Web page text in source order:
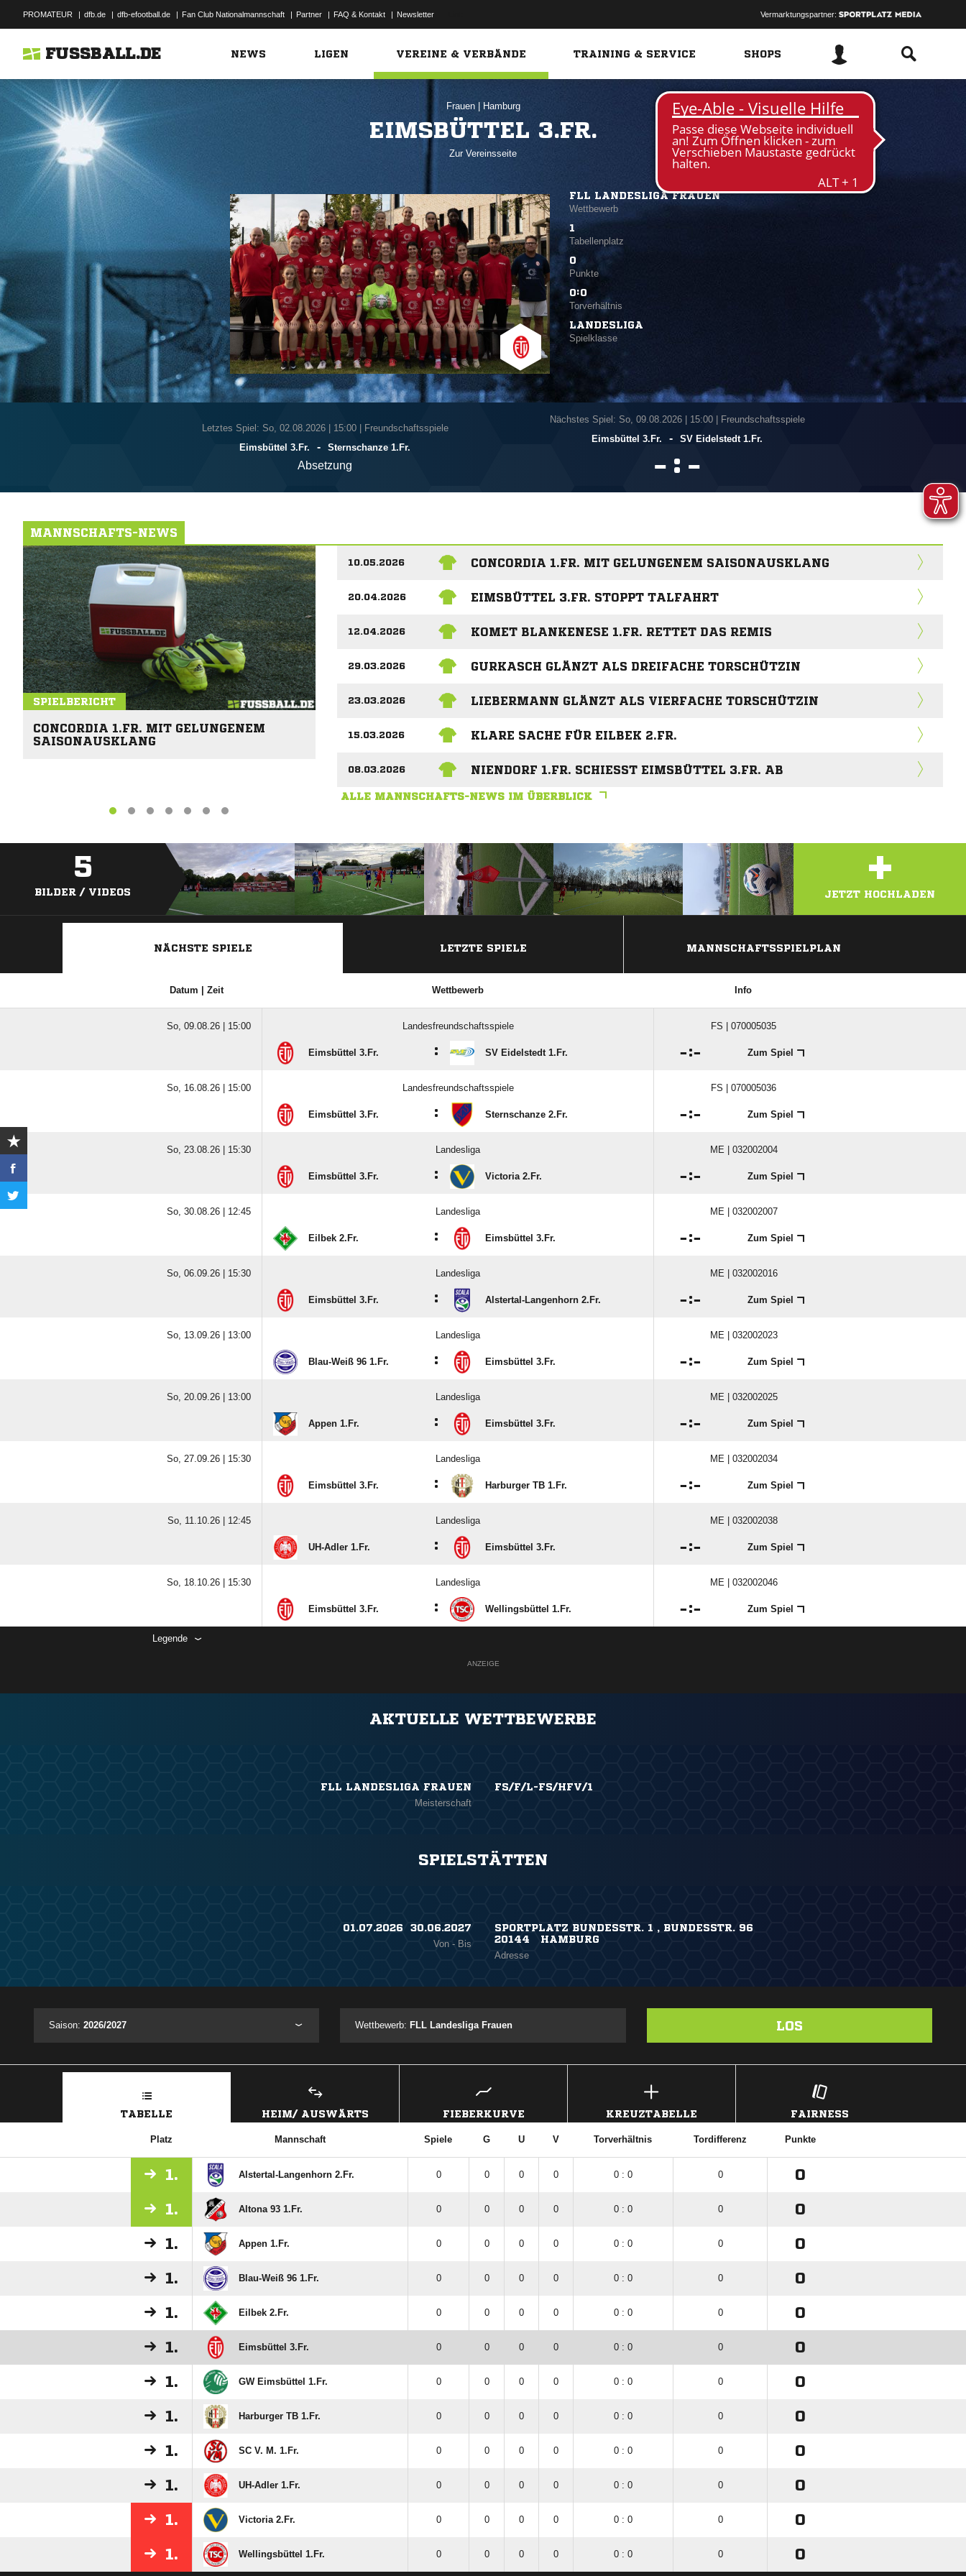
PROMATEUR | dfb.de | dfb-efootball.de | Fan Club Nationalmannschaft | Partner | FAQ & Kontakt | Newsletter Vermarktungspartner:
FUSSBALL.DE NEWS LIGEN VEREINE & VERBÄNDE TRAINING & SERVICE SHOPS
Frauen Hamburg
EIMSBÜTTEL 3.FR.
Zur Vereinsseite
FLL LANDESLIGA FRAUEN
Wettbewerb
1
Tabellenplatz
0
Punkte
0:0
Torverhältnis
LANDESLIGA
Spielklasse
Letztes Spiel: So, 02.08.2026| 15:00 | Freundschaftsspiele
Eimsbüttel 3.Fr.
- Sternschanze 1.Fr.
Absetzung
Nächstes Spiel: So, 09.08.2026| 15:00 | Freundschaftsspiele
Eimsbüttel 3.Fr.
- SV Eidelstedt 1.Fr.
 : 
MANNSCHAFTS-NEWS
SPIELBERICHT
CONCORDIA 1.FR. MIT GELUNGENEM
SAISONAUSKLANG
10.05.2026 CONCORDIA 1.FR. MIT GELUNGENEM SAISONAUSKLANG
20.04.2026 EIMSBÜTTEL 3.FR. STOPPT TALFAHRT
12.04.2026 KOMET BLANKENESE 1.FR. RETTET DAS REMIS
29.03.2026 GURKASCH GLÄNZT ALS DREIFACHE TORSCHÜTZIN
23.03.2026 LIEBERMANN GLÄNZT ALS VIERFACHE TORSCHÜTZIN
15.03.2026 KLARE SACHE FÜR EILBEK 2.FR.
08.03.2026 NIENDORF 1.FR. SCHIESST EIMSBÜTTEL 3.FR. AB
ALLE MANNSCHAFTS-NEWS IM ÜBERBLICK
5
BILDER / VIDEOS
ZEIG'S UNS!
+
JETZT HOCHLADEN
NÄCHSTE SPIELE LETZTE SPIELE MANNSCHAFTSSPIELPLAN
Datum | Zeit Wettbewerb Info
So, 09.08.26 | 15:00 Landesfreundschaftsspiele FS | 070005035
Eimsbüttel 3.Fr. : SV Eidelstedt 1.Fr. : Zum Spiel
So, 16.08.26 | 15:00 Landesfreundschaftsspiele FS | 070005036
Eimsbüttel 3.Fr. : Sternschanze 2.Fr. : Zum Spiel
So, 23.08.26 | 15:30 Landesliga ME | 032002004
Eimsbüttel 3.Fr. : Victoria 2.Fr. : Zum Spiel
So, 30.08.26 | 12:45 Landesliga ME | 032002007
Eilbek 2.Fr. : Eimsbüttel 3.Fr. : Zum Spiel
So, 06.09.26 | 15:30 Landesliga ME | 032002016
Eimsbüttel 3.Fr. : Alstertal-Langenhorn 2.Fr. : Zum Spiel
So, 13.09.26 | 13:00 Landesliga ME | 032002023
Blau-Weiß 96 1.Fr. : Eimsbüttel 3.Fr. : Zum Spiel
So, 20.09.26 | 13:00 Landesliga ME | 032002025
Appen 1.Fr. : Eimsbüttel 3.Fr. : Zum Spiel
So, 27.09.26 | 15:30 Landesliga ME | 032002034
Eimsbüttel 3.Fr. : Harburger TB 1.Fr. : Zum Spiel
So, 11.10.26 | 12:45 Landesliga ME | 032002038
UH-Adler 1.Fr. : Eimsbüttel 3.Fr. : Zum Spiel
So, 18.10.26 | 15:30 Landesliga ME | 032002046
Eimsbüttel 3.Fr. : Wellingsbüttel 1.Fr. : Zum Spiel
Legende
ANZEIGE
AKTUELLE WETTBEWERBE
FLL LANDESLIGA FRAUEN
Meisterschaft
FS/F/L-FS/HFV/1
SPIELSTÄTTEN
01.07.2026 ​ 30.06.2027
Von - Bis
SPORTPLATZ BUNDESSTR. 1 , BUNDESSTR. 96
20144 HAMBURG
Adresse
Saison: 2026/2027 Wettbewerb: FLL Landesliga Frauen LOS
TABELLE HEIM/ AUSWÄRTS FIEBERKURVE KREUZTABELLE FAIRNESS
Platz Mannschaft Spiele G U V Torverhältnis Tordifferenz Punkte
1. Alstertal-Langenhorn 2.Fr. 0 0 0 0 0 : 0 0 0
1. Altona 93 1.Fr. 0 0 0 0 0 : 0 0 0
1. Appen 1.Fr. 0 0 0 0 0 : 0 0 0
1. Blau-Weiß 96 1.Fr. 0 0 0 0 0 : 0 0 0
1. Eilbek 2.Fr. 0 0 0 0 0 : 0 0 0
1. Eimsbüttel 3.Fr. 0 0 0 0 0 : 0 0 0
1. GW Eimsbüttel 1.Fr. 0 0 0 0 0 : 0 0 0
1. Harburger TB 1.Fr. 0 0 0 0 0 : 0 0 0
1. SC V. M. 1.Fr. 0 0 0 0 0 : 0 0 0
1. UH-Adler 1.Fr. 0 0 0 0 0 : 0 0 0
1. Victoria 2.Fr. 0 0 0 0 0 : 0 0 0
1. Wellingsbüttel 1.Fr. 0 0 0 0 0 : 0 0 0